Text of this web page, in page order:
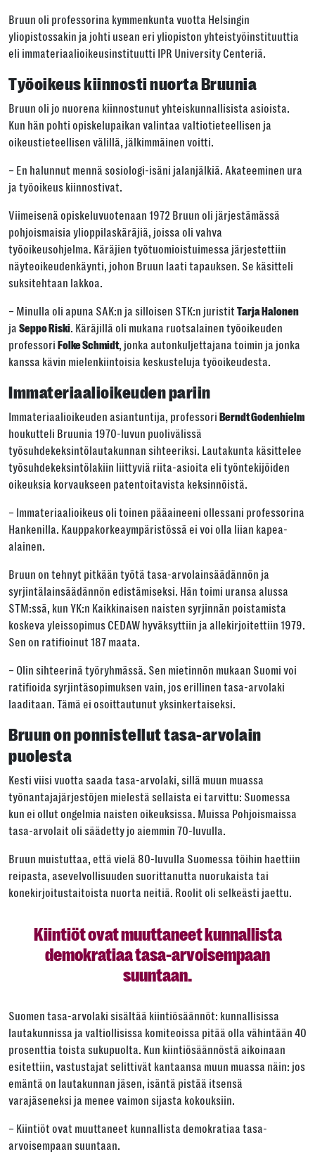
Bruun oli professorina kymmenkunta vuotta Helsingin
yliopistossakin ja johti usean eri yliopiston yhteistyöinstituuttia
eli immateriaalioikeusinstituutti IPR University Centeriä.
Työoikeus kiinnosti nuorta Bruunia
Bruun oli jo nuorena kiinnostunut yhteiskunnallisista asioista.
Kun hän pohti opiskelupaikan valintaa valtiotieteellisen ja
oikeustieteellisen välillä, jälkimmäinen voitti.
– En halunnut mennä sosiologi-isäni jalanjälkiä. Akateeminen ura
ja työoikeus kiinnostivat.
Viimeisenä opiskeluvuotenaan 1972 Bruun oli järjestämässä
pohjoismaisia ylioppilaskäräjiä, joissa oli vahva
työoikeusohjelma. Käräjien työtuomioistuimessa järjestettiin
näyteoikeudenkäynti, johon Bruun laati tapauksen. Se käsitteli
suksitehtaan lakkoa.
– Minulla oli apuna SAK:n ja silloisen STK:n juristit Tarja Halonen
ja Seppo Riski. Käräjillä oli mukana ruotsalainen työoikeuden
professori Folke Schmidt, jonka autonkuljettajana toimin ja jonka
kanssa kävin mielenkiintoisia keskusteluja työoikeudesta.
Immateriaalioikeuden pariin
Immateriaalioikeuden asiantuntija, professori Berndt Godenhielm
houkutteli Bruunia 1970-luvun puolivälissä
työsuhdekeksintölautakunnan sihteeriksi. Lautakunta käsittelee
työsuhdekeksintölakiin liittyviä riita-asioita eli työntekijöiden
oikeuksia korvaukseen patentoitavista keksinnöistä.
– Immateriaalioikeus oli toinen pääaineeni ollessani professorina
Hankenilla. Kauppakorkeaympäristössä ei voi olla liian kapea-
alainen.
Bruun on tehnyt pitkään työtä tasa-arvolainsäädännön ja
syrjintälainsäädännön edistämiseksi. Hän toimi uransa alussa
STM:ssä, kun YK:n Kaikkinaisen naisten syrjinnän poistamista
koskeva yleissopimus CEDAW hyväksyttiin ja allekirjoitettiin 1979.
Sen on ratifioinut 187 maata.
– Olin sihteerinä työryhmässä. Sen mietinnön mukaan Suomi voi
ratifioida syrjintäsopimuksen vain, jos erillinen tasa-arvolaki
laaditaan. Tämä ei osoittautunut yksinkertaiseksi.
Bruun on ponnistellut tasa-arvolain
puolesta
Kesti viisi vuotta saada tasa-arvolaki, sillä muun muassa
työnantajajärjestöjen mielestä sellaista ei tarvittu: Suomessa
kun ei ollut ongelmia naisten oikeuksissa. Muissa Pohjoismaissa
tasa-arvolait oli säädetty jo aiemmin 70-luvulla.
Bruun muistuttaa, että vielä 80-luvulla Suomessa töihin haettiin
reipasta, asevelvollisuuden suorittanutta nuorukaista tai
konekirjoitustaitoista nuorta neitiä. Roolit oli selkeästi jaettu.
Kiintiöt ovat muuttaneet kunnallista
demokratiaa tasa-arvoisempaan
suuntaan.
Suomen tasa-arvolaki sisältää kiintiösäännöt: kunnallisissa
lautakunnissa ja valtiollisissa komiteoissa pitää olla vähintään 40
prosenttia toista sukupuolta. Kun kiintiösäännöstä aikoinaan
esitettiin, vastustajat selittivät kantaansa muun muassa näin: jos
emäntä on lautakunnan jäsen, isäntä pistää itsensä
varajäseneksi ja menee vaimon sijasta kokouksiin.
– Kiintiöt ovat muuttaneet kunnallista demokratiaa tasa-
arvoisempaan suuntaan.